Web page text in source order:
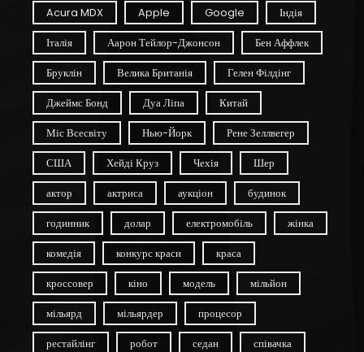
Acura MDX Apple Google Індія
Італія Аарон Тейлор-Джонсон Бен Аффлек
Бруклін Велика Британія Гелен Філдінг
Джеймс Бонд Дуа Ліпа Китай
Міс Всесвіту Нью-Йорк Рене Зеллвегер
США Хейді Круз Чехія Шер
актор актриса аукціон будинок
годинник долар електромобіль жінка
комедія конкурс краси краса
кроссовер кіно модель мільйон
мільярд мільярдер процесор
рестайлінг робот седан співачка